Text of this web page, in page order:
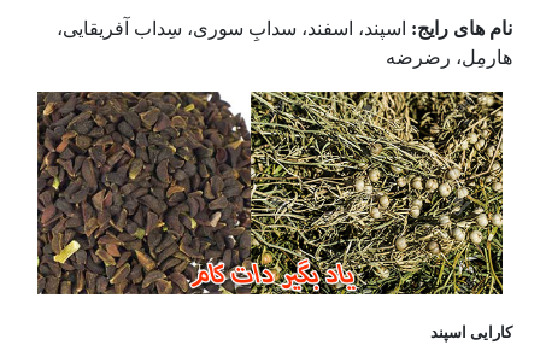
نام های رایج: اسپند، اسفند، سدابِ سوری، سِداب آفریقایی،
هارمِل، رضرضه
کارایی اسپند